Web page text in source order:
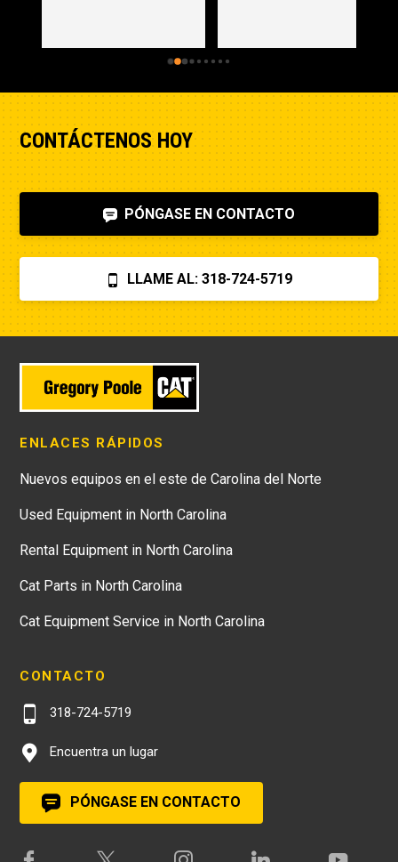
CONTÁCTENOS HOY
PÓNGASE EN CONTACTO
LLAME AL: 318-724-5719
ENLACES RÁPIDOS
Nuevos equipos en el este de Carolina del Norte
Used Equipment in North Carolina
Rental Equipment in North Carolina
Cat Parts in North Carolina
Cat Equipment Service in North Carolina
CONTACTO
318-724-5719
Encuentra un lugar
PÓNGASE EN CONTACTO